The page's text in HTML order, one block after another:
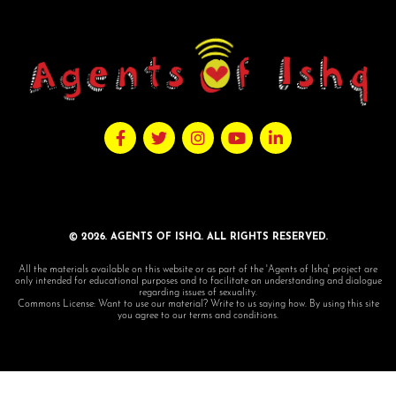
© 2026. AGENTS OF ISHQ. ALL RIGHTS RESERVED.
All the materials available on this website or as part of the 'Agents of Ishq' project are
only intended for educational purposes and to facilitate an understanding and dialogue
regarding issues of sexuality.
Commons License: Want to use our material? Write to us saying how. By using this site
you agree to our terms and conditions.